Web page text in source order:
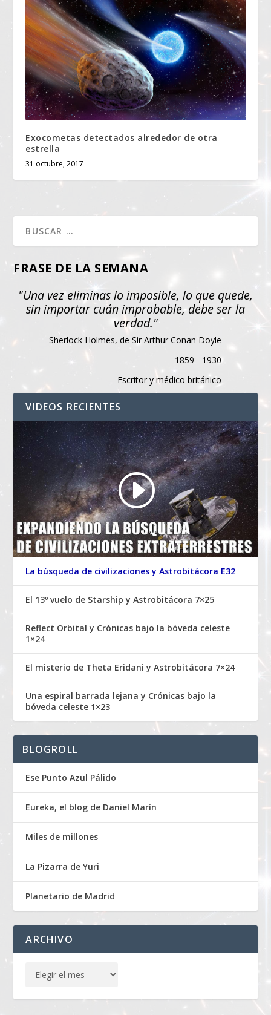
Exocometas detectados alrededor de otra
estrella
31 octubre, 2017
FRASE DE LA SEMANA
"Una vez eliminas lo imposible, lo que quede,
sin importar cuán improbable, debe ser la
verdad."
Sherlock Holmes, de Sir Arthur Conan Doyle
1859 - 1930
Escritor y médico británico
VIDEOS RECIENTES
La búsqueda de civilizaciones y Astrobitácora E32
El 13º vuelo de Starship y Astrobitácora 7×25
Reflect Orbital y Crónicas bajo la bóveda celeste
1×24
El misterio de Theta Eridani y Astrobitácora 7×24
Una espiral barrada lejana y Crónicas bajo la
bóveda celeste 1×23
BLOGROLL
Ese Punto Azul Pálido
Eureka, el blog de Daniel Marín
Miles de millones
La Pizarra de Yuri
Planetario de Madrid
ARCHIVO